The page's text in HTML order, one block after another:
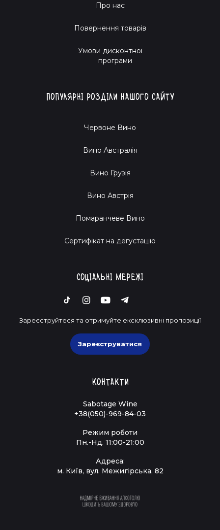
Про нас
Повернення товарів
Умови дисконтної
програми
Популярні розділи нашого сайту
Червоне Вино
Вино Австралія
Вино Грузія
Вино Австрія
Помаранчеве Вино
Cертифікат на дегустацію
Соціальні мережі
Зареєструйтеся та отримуйте ексклюзивні пропозиції
Зареєструватися
Контакти
Sabotage Wine
+38(050)-969-84-03
Режим роботи
Пн.-Нд. 11:00-21:00
Адреса:
м. Київ, вул. Межигірська, 82